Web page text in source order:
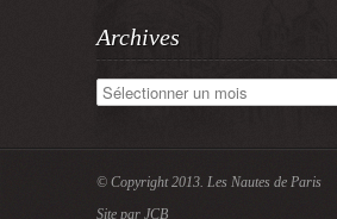
Archives
Archives
© Copyright 2013. Les Nautes de Paris
Site par JCB